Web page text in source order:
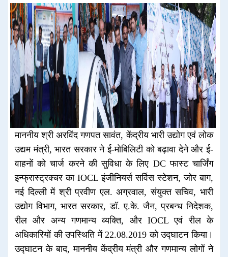
माननीय श्री अरविंद गणपत सावंत, केंद्रीय भारी उद्योग एवं लोक
उद्यम मंत्री, भारत सरकार ने ई-मोबिलिटी को बढ़ावा देने और ई-
वाहनों को चार्ज करने की सुविधा के लिए DC फास्ट चार्जिंग
इन्फ्रास्ट्रक्चर का IOCL इंजीनियर्स सर्विस स्टेशन, जोर बाग,
नई दिल्ली में श्री प्रवीण एल. अग्रवाल, संयुक्त सचिव, भारी
उद्योग विभाग, भारत सरकार, डॉ. ए.के. जैन, प्रबन्ध निदेशक,
रील और अन्य गणमान्य व्यक्ति, और IOCL एवं रील के
अधिकारियों की उपस्थिति में 22.08.2019 को उद्घाटन किया।
उद्घाटन के बाद, माननीय केंद्रीय मंत्री और गणमान्य लोगों ने